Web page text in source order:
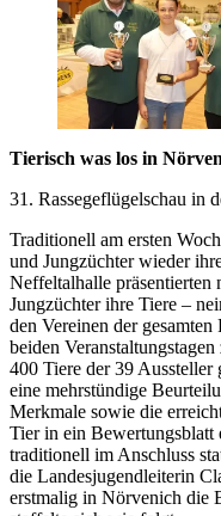
Tierisch was los in
31. Rassegeflügelschau in
Traditionell am ersten
und Jungzüchter wieder
Neffeltalhalle präsentierten
Jungzüchter ihre Tiere –
den Vereinen der
beiden
400 Tiere der 39 Aussteller
eine mehrstündige
Merkmale sowie die
Tier in ein Bewertungsblatt
traditionell im Anschluss
die Landesjugendleiterin
erstmalig in Nörvenich die